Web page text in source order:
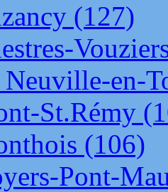
(127)
en-
St.Rémy
(106)
Pont-